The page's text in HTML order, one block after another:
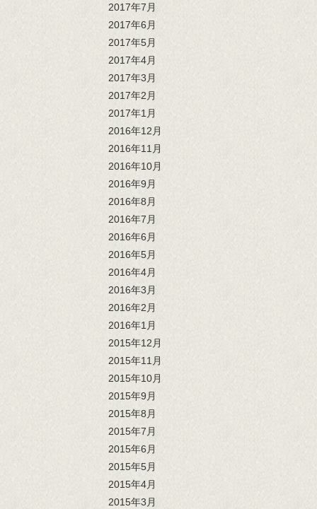
2017年7月
2017年6月
2017年5月
2017年4月
2017年3月
2017年2月
2017年1月
2016年12月
2016年11月
2016年10月
2016年9月
2016年8月
2016年7月
2016年6月
2016年5月
2016年4月
2016年3月
2016年2月
2016年1月
2015年12月
2015年11月
2015年10月
2015年9月
2015年8月
2015年7月
2015年6月
2015年5月
2015年4月
2015年3月